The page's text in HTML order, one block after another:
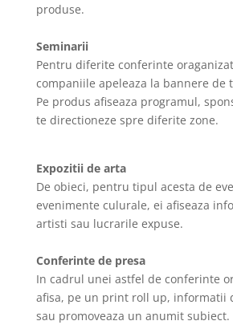
produse.
Seminarii
Pentru diferite conferinte
companiile apeleaza la bannere
Pe produs afiseaza programul,
te directioneze spre diferite zone.
Expozitii de arta
De obieci, pentru tipul acesta de
evenimente culurale, ei afiseaza
artisti sau lucrarile expuse.
Conferinte de presa
In cadrul unei astfel de conferinte
afisa, pe un print roll up, informatii
sau promoveaza un anumit subiect.